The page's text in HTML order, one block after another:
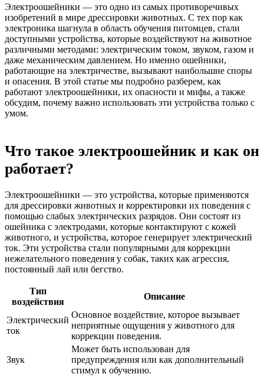
Электроошейники — это одно из самых противоречивых
изобретений в мире дрессировки животных. С тех пор как
электроника шагнула в область обучения питомцев, стали
доступными устройства, которые воздействуют на животное
различными методами: электрическим током, звуком, газом и
даже механическим давлением. Но именно ошейники,
работающие на электричестве, вызывают наибольшие споры
и опасения. В этой статье мы подробно разберем, как
работают электроошейники, их опасности и мифы, а также
обсудим, почему важно использовать эти устройства только с
умом.
Что такое электроошейник и как он
работает?
Электроошейники — это устройства, которые применяются
для дрессировки животных и корректировки их поведения с
помощью слабых электрических разрядов. Они состоят из
ошейника с электродами, которые контактируют с кожей
животного, и устройства, которое генерирует электрический
ток. Эти устройства стали популярными для коррекции
нежелательного поведения у собак, таких как агрессия,
постоянный лай или бегство.
Тип
воздействия
Описание
Электрический
ток
Основное воздействие, которое вызывает
неприятные ощущения у животного для
коррекции поведения.
Звук
Может быть использован для
предупреждения или как дополнительный
стимул к обучению.